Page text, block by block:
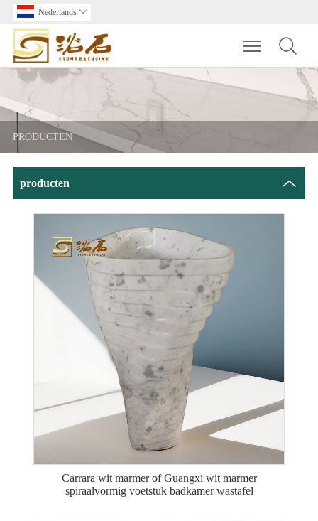
Nederlands 
Toggle
PRODUCTEN
producten
Carrara wit marmer of Guangxi wit marmer
spiraalvormig voetstuk badkamer wastafel